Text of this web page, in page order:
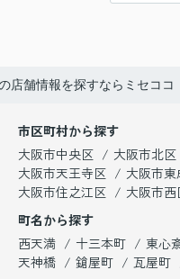
店舗情報を探すならミセココ
市区町村から探す
大阪市中央区
大阪市北区
大阪市天王寺区
大阪市
大阪市住之江区
大阪市西
町名から探す
西天満
十三本町 東心
天神橋
鎗屋町 瓦屋町